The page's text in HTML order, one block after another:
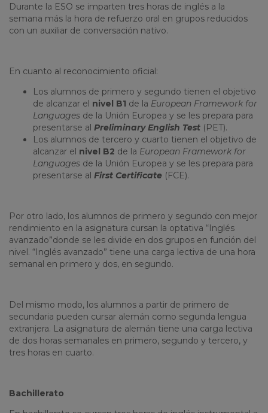
Durante la ESO se imparten tres horas de inglés a la
semana más la hora de refuerzo oral en grupos reducidos
con un auxiliar de conversación nativo.
En cuanto al reconocimiento oficial:
Los alumnos de primero y segundo tienen el objetivo
de alcanzar el nivel B1 de la European Framework for
Languages de la Unión Europea y se les prepara para
presentarse al PreliminaryEnglish Test (PET).
Los alumnos de tercero y cuarto tienen el objetivo de
alcanzar el nivel B2 de la European Framework for
Languages de la Unión Europea y se les prepara para
presentarse al First Certificate (FCE).
Por otro lado, los alumnos de primero y segundo con mejor
rendimiento en la asignatura cursan la optativa “Inglés
avanzado”donde se les divide en dos grupos en función del
nivel. “Inglés avanzado” tiene una carga lectiva de una hora
semanal en primero y dos, en segundo.
Del mismo modo, los alumnos a partir de primero de
secundaria pueden cursar alemán como segunda lengua
extranjera. La asignatura de alemán tiene una carga lectiva
de dos horas semanales en primero, segundo y tercero, y
tres horas en cuarto.
Bachillerato